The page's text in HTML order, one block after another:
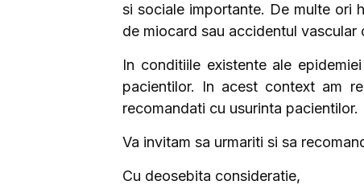
si sociale importante. De multe ori
de miocard sau accidentul vascular
In conditiile existente ale
pacientilor. In acest context am
recomandati cu usurinta pacientilor.
Va invitam sa urmariti si sa
Cu deosebita consideratie,